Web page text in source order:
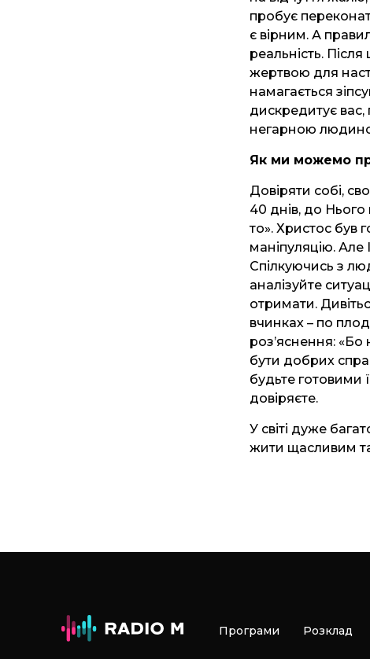
пробує
є вірним. А
реальність.
жертвою для
намагається
дискредитує
негарною
Як ми можемо
Довіряти собі,
40 днів, до
то». Христос був
маніпуляцію. Але
Спілкуючись з
аналізуйте
отримати.
вчинках – по
роз’яснення:
бути добрих
будьте готовими
довіряєте.
У світі дуже
жити щасливим
Програми Розклад